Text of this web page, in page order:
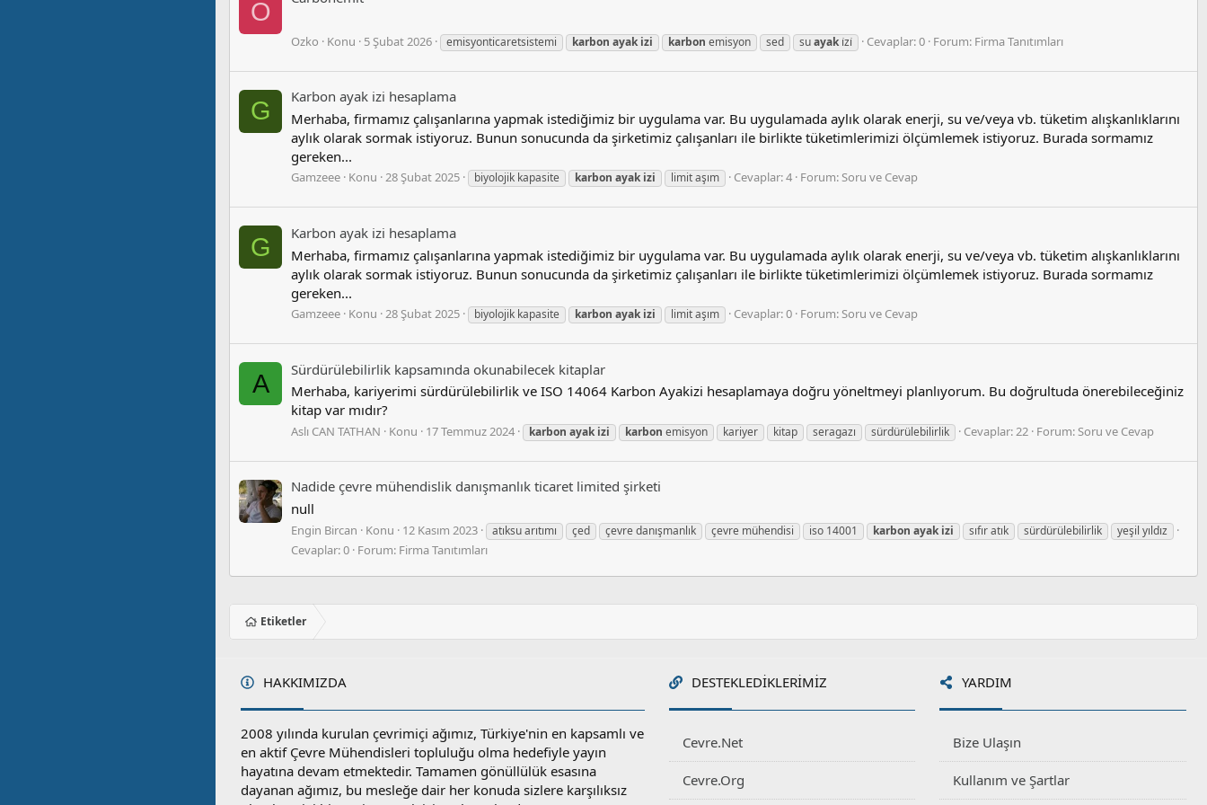
O
Ozko Konu 5 Şubat 2026 emisyonticaretsistemi karbon ayak izi karbon emisyon sed suayak i̇zi̇ Cevaplar: 0 Forum: Firma Tanıtımları
G
Karbon ayak i̇zi hesaplama
Merhaba, firmamız çalışanlarına yapmak istediğimiz bir uygulama var. Bu uygulamada aylık olarak enerji, su ve/veya vb. tüketim alışkanlıklarını
aylık olarak sormak istiyoruz. Bunun sonucunda da şirketimiz çalışanları ile birlikte tüketimlerimizi ölçümlemek istiyoruz. Burada sormamız
gereken...
Gamzeee Konu 28 Şubat 2025 biyolojik kapasite karbon ayak izi limit aşım Cevaplar: 4 Forum:Soru ve Cevap
G
Karbon ayak i̇zi hesaplama
Merhaba, firmamız çalışanlarına yapmak istediğimiz bir uygulama var. Bu uygulamada aylık olarak enerji, su ve/veya vb. tüketim alışkanlıklarını
aylık olarak sormak istiyoruz. Bunun sonucunda da şirketimiz çalışanları ile birlikte tüketimlerimizi ölçümlemek istiyoruz. Burada sormamız
gereken...
Gamzeee Konu 28 Şubat 2025 biyolojik kapasite karbon ayak izi limit aşım Cevaplar: 0 Forum:Soru ve Cevap
A
Sürdürülebilirlik kapsamında okunabilecek kitaplar
Merhaba, kariyerimi sürdürülebilirlik ve ISO 14064 Karbon Ayakizi hesaplamaya doğru yöneltmeyi planlıyorum. Bu doğrultuda önerebileceğiniz
kitap var mıdır?
Aslı CAN TATHAN Konu 17 Temmuz 2024 karbon ayak izi karbon emisyon kariyer kitap seragazı sürdürülebilirlik Cevaplar: 22 Forum:Soru ve Cevap
Nadide çevre mühendislik danışmanlık ticaret limited şirketi
null
Engin Bircan Konu 12 Kasım 2023 atıksu arıtımı çed çevre danışmanlık çevre mühendisi iso 14001 karbon ayak izi sıfır atık sürdürülebilirlik yeşil yıldız
Cevaplar: 0 Forum: Firma Tanıtımları
Etiketler
HAKKIMIZDA
2008 yılında kurulan çevrimiçi ağımız, Türkiye'nin en kapsamlı ve
en aktif Çevre Mühendisleri topluluğu olma hedefiyle yayın
hayatına devam etmektedir. Tamamen gönüllülük esasına
dayanan ağımız, bu mesleğe dair her konuda sizlere karşılıksız
DESTEKLEDIKLERIMIZ
Cevre.Net
Cevre.Org
YARDIM
Bize Ulaşın
Kullanım ve Şartlar